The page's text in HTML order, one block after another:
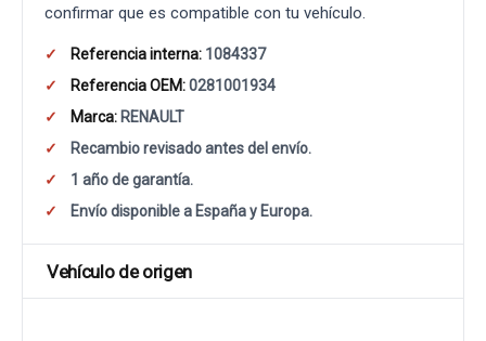
confirmar que es compatible con tu vehículo.
Referencia interna: 1084337
Referencia OEM:0281001934
Marca: RENAULT
Recambio revisado antes del envío.
1 año de garantía.
Envío disponible a España y Europa.
Vehículo de origen